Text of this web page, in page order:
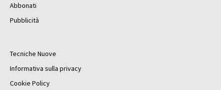
Abbonati
Pubblicità
Tecniche Nuove
Informativa sulla privacy
Cookie Policy